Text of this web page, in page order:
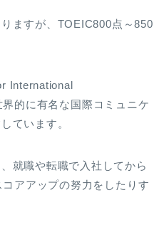
ますが、TOEIC800点～850
International
的に有名な国際コミュニケ
ています。
就職や転職で入社してから
アアップの努力をしたりす